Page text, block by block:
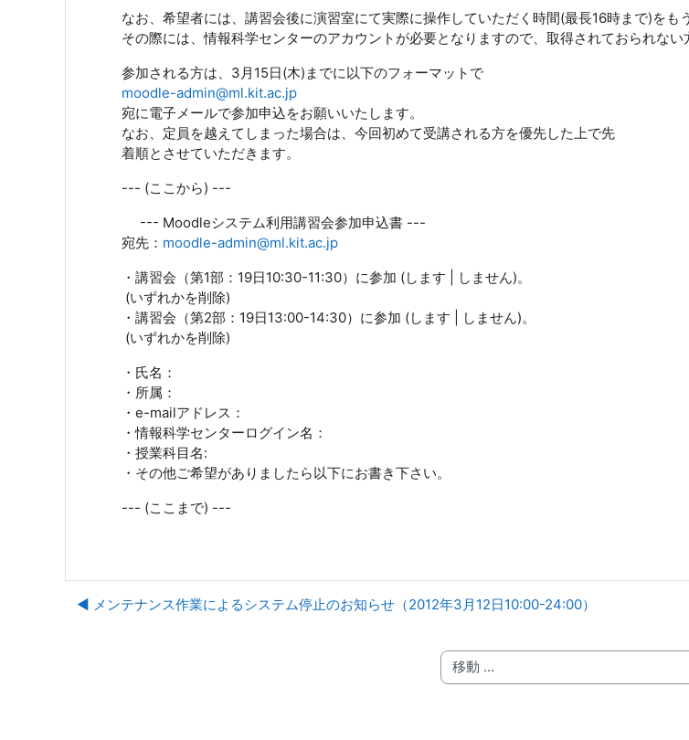
なお、希望者には、講習会後に演習室にて実際に操作していただく時間(最長16時まで)をも
その際には、情報科学センターのアカウントが必要となりますので、取得されておられな
参加される方は、3月15日(木)までに以下のフォーマットで
moodle-admin@ml.kit.ac.jp
宛に電子メールで参加申込をお願いいたします。
なお、定員を越えてしまった場合は、今回初めて受講される方を優先した上で先
着順とさせていただきます。
--- (ここから) ---
--- Moodleシステム利用講習会参加申込書 ---
宛先： moodle-admin@ml.kit.ac.jp
・講習会（第1部：19日10:30-11:30）に参加 (します | しません)。
(いずれかを削除)
・講習会（第2部：19日13:00-14:30）に参加 (します | しません)。
(いずれかを削除)
・氏名：
・所属：
・e-mailアドレス：
・情報科学センターログイン名：
・授業科目名:
・その他ご希望がありましたら以下にお書き下さい。
--- (ここまで) ---
◀︎ メンテナンス作業によるシステム停止のお知らせ（2012年3月12日10:00-24:00）
移動 ...